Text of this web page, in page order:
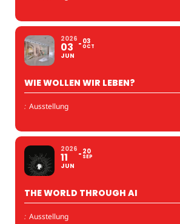
2026
03
JUN
03
OCT
WIE WOLLEN WIR LEBEN?
: Ausstellung
2026
11
JUN
20
SEP
THE WORLD THROUGH AI
: Ausstellung